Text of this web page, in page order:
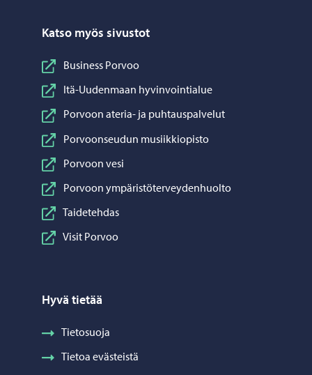
Katso myös sivustot
Business Porvoo
Itä-Uudenmaan hyvinvointialue
Porvoon ateria- ja puhtauspalvelut
Porvoonseudun musiikkiopisto
Porvoon vesi
Porvoon ympäristöterveydenhuolto
Taidetehdas
Visit Porvoo
Hyvä tietää
Tietosuoja
Tietoa evästeistä